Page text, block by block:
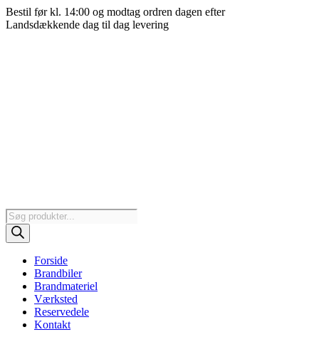
Videre
til
Bestil før kl. 14:00 og modtag ordren dagen efter
Landsdækkende dag til dag levering
Products
search
Forside
Brandbiler
Brandmateriel
Værksted
Reservedele
Kontakt